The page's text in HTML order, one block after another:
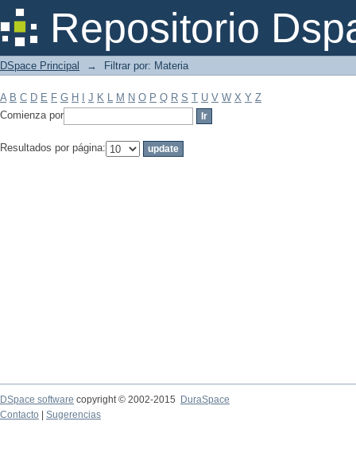
Repositorio
Filtrar por: Materia
DSpace Principal → Filtrar por: Materia
A B C D E F G H J K L M N O P Q R S T U V W X Y Z
Comienza por
Resultados por página:
DSpace software copyright © 2002-2015
DuraSpace
Contacto
Sugerencias